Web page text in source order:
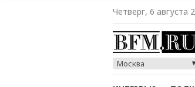
Четверг, 6 августа
Москва